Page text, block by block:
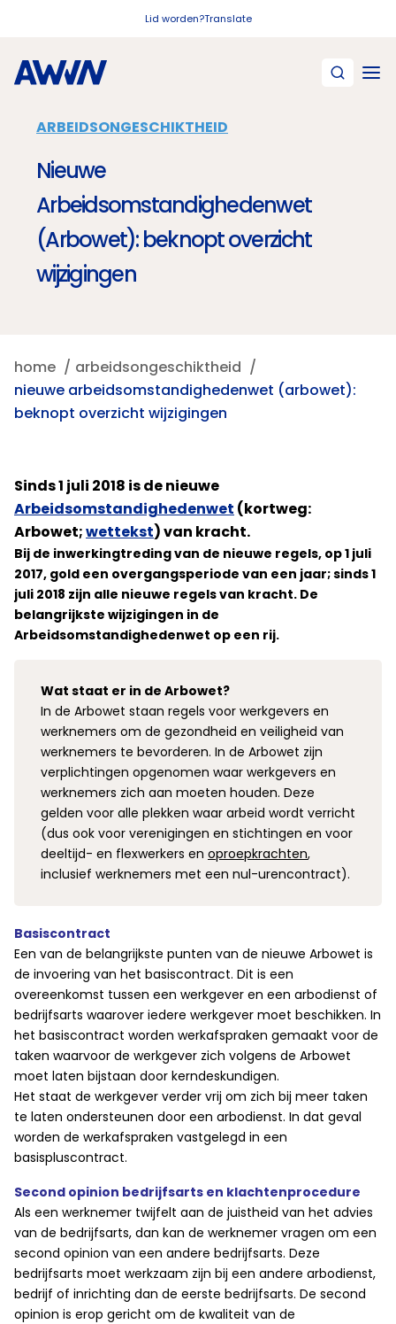
Lid worden?Translate
ARBEIDSONGESCHIKTHEID
Nieuwe
Arbeidsomstandighedenwet
(Arbowet): beknopt overzicht
wijzigingen
home
arbeidsongeschiktheid
nieuwe arbeidsomstandighedenwet (arbowet):
beknopt overzicht wijzigingen
Sinds 1 juli 2018 is de nieuwe
Arbeidsomstandighedenwet (kortweg:
Arbowet;wettekst) van kracht.
Bij de inwerkingtreding van de nieuwe regels, op 1 juli
2017, gold een overgangsperiode van een jaar; sinds 1
juli 2018 zijn alle nieuwe regels van kracht. De
belangrijkste wijzigingen in de
Arbeidsomstandighedenwet op een rij.
Wat staat er in de Arbowet?
In de Arbowet staan regels voor werkgevers en
werknemers om de gezondheid en veiligheid van
werknemers te bevorderen. In de Arbowet zijn
verplichtingen opgenomen waar werkgevers en
werknemers zich aan moeten houden. Deze
gelden voor alle plekken waar arbeid wordt verricht
(dus ook voor verenigingen en stichtingen en voor
deeltijd- en flexwerkers en oproepkrachten,
inclusief werknemers met een nul-urencontract).
Basiscontract
Een van de belangrijkste punten van de nieuwe Arbowet is
de invoering van het basiscontract. Dit is een
overeenkomst tussen een werkgever en een arbodienst of
bedrijfsarts waarover iedere werkgever moet beschikken. In
het basiscontract worden werkafspraken gemaakt voor de
taken waarvoor de werkgever zich volgens de Arbowet
moet laten bijstaan door kerndeskundigen.
Het staat de werkgever verder vrij om zich bij meer taken
te laten ondersteunen door een arbodienst. In dat geval
worden de werkafspraken vastgelegd in een
basispluscontract.
Second opinion bedrijfsarts en klachtenprocedure
Als een werknemer twijfelt aan de juistheid van het advies
van de bedrijfsarts, dan kan de werknemer vragen om een
second opinion van een andere bedrijfsarts. Deze
bedrijfsarts moet werkzaam zijn bij een andere arbodienst,
bedrijf of inrichting dan de eerste bedrijfsarts. De second
opinion is erop gericht om de kwaliteit van de